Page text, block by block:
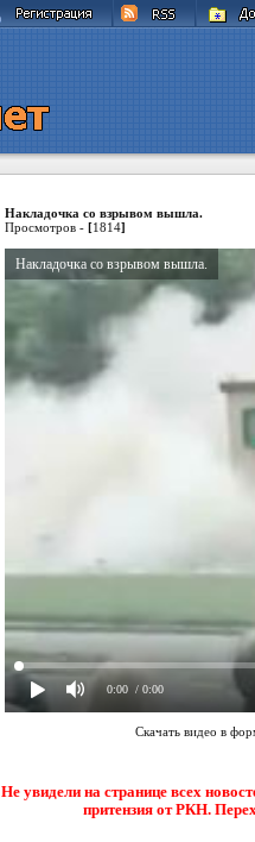
Накладочка со взрывом вышла.
Просмотров - [1814]
Накладочка со взрывом вышла.
0:00 / 0:00
Скачать видео в
Не увидели на странице всех
притензия от РКН.